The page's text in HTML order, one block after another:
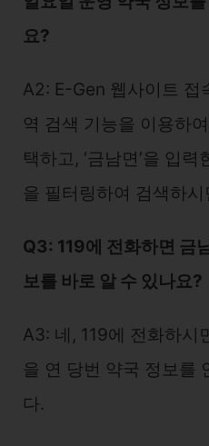
요?
A2: E-Gen 웹사이트 접
역 검색 기능을 이용하
택하고, ‘금남면’을 입력
을 필터링하여 검색하
Q3: 119에 전화하면 금
보를 바로 알 수 있나요?
A3: 네, 119에 전화하시
을 연 당번 약국 정보를
다.